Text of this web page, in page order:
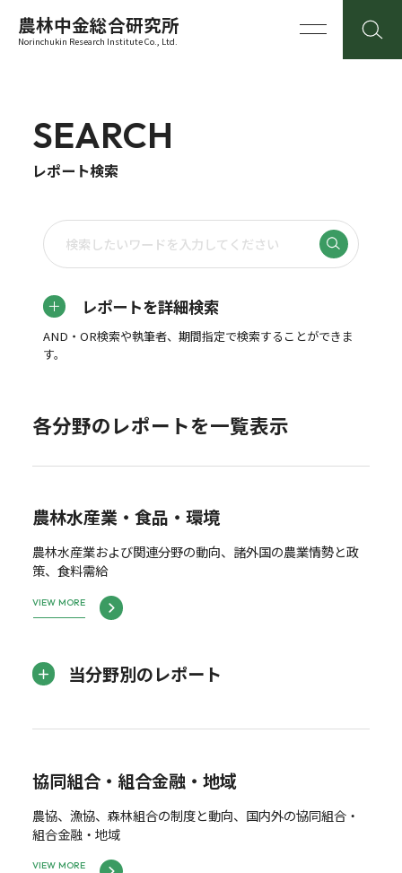
農林中金総合研究所
Norinchukin Research Institute Co., Ltd.
SEARCH
レポート検索
レポートを詳細検索
AND・OR検索や執筆者、期間指定で検索することができま
す。
各分野のレポートを一覧表示
農林水産業・食品・環境
農林水産業および関連分野の動向、諸外国の農業情勢と政
策、食料需給
VIEW MORE
当分野別のレポート
協同組合・組合金融・地域
農協、漁協、森林組合の制度と動向、国内外の協同組合・
組合金融・地域
VIEW MORE